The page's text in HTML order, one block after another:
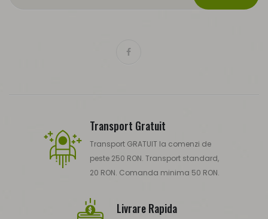
Transport Gratuit
Transport GRATUIT la comenzi de
peste 250 RON. Transport standard,
20 RON. Comanda minima 50 RON.
Livrare Rapida